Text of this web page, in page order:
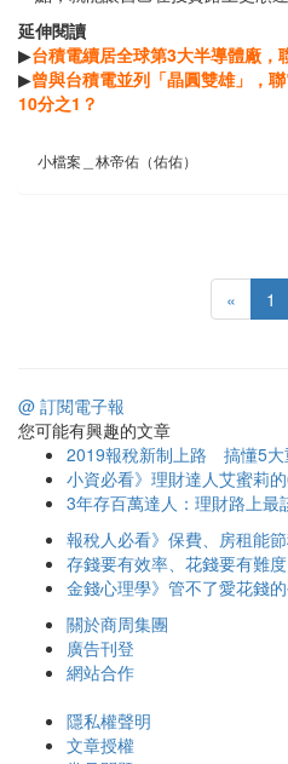
延伸閱讀
▶台積電續居全球第3大半導體廠，
▶曾與台積電並列「晶圓雙雄」，
10分之1？
小檔案＿林帝佑（佑佑）
« 1
@ 訂閱電子報
您可能有興趣的文章
2019報稅新制上路 搞懂5大
小資必看》理財達人艾蜜莉
3年存百萬達人：理財路上最
報稅人必看》保費、房租能
存錢要有效率、花錢要有難
金錢心理學》管不了愛花錢
關於商周集團
廣告刊登
網站合作
隱私權聲明
文章授權